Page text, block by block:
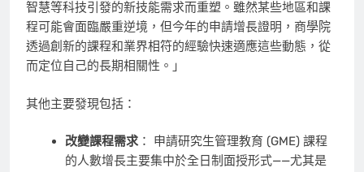
智慧等科技引發的新技能需求而重塑。雖然某些地區和課
程可能會面臨嚴重逆境，但今年的申請增長證明，商學院
透過創新的課程和業界相符的經驗快速適應這些動態，從
而定位自己的長期相關性。」
其他主要發現包括：
改變課程需求： 申請研究生管理教育 (GME) 課程
的人數增長主要集中於全日制面授形式——尤其是